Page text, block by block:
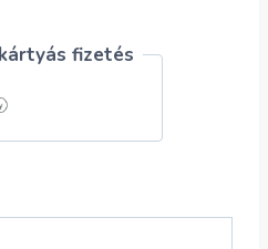
fizetés